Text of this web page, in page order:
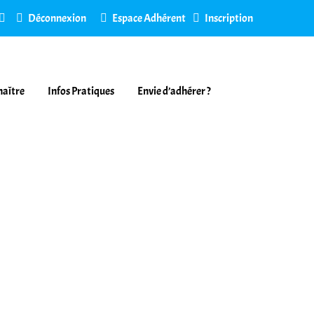
Déconnexion Espace Adhérent Inscription
Infos Pratiques Envie d’adhérer ?